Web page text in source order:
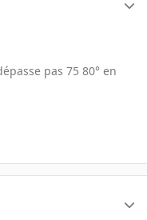
pas 75 80° en